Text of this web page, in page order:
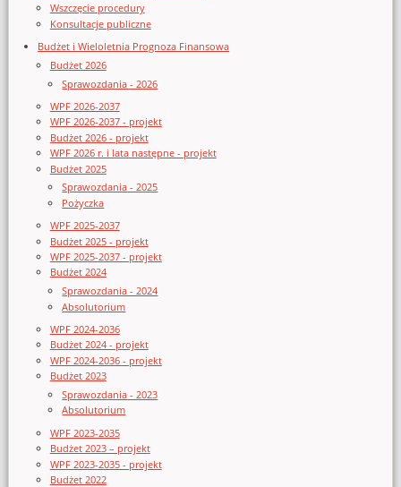
Wszczęcie procedury
Konsultacje publiczne
Budżet i Wieloletnia Prognoza Finansowa
Budżet 2026
Sprawozdania - 2026
WPF 2026-2037
WPF 2026-2037 - projekt
Budżet 2026 - projekt
WPF 2026 r. i lata następne - projekt
Budżet 2025
Sprawozdania - 2025
Pożyczka
WPF 2025-2037
Budżet 2025 - projekt
WPF 2025-2037 - projekt
Budżet 2024
Sprawozdania - 2024
Absolutorium
WPF 2024-2036
Budżet 2024 - projekt
WPF 2024-2036 - projekt
Budżet 2023
Sprawozdania - 2023
Absolutorium
WPF 2023-2035
Budżet 2023 – projekt
WPF 2023-2035 - projekt
Budżet 2022